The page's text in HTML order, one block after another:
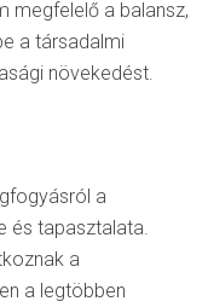
megfelelő a balansz,
a társadalmi
növekedést.
a
és tapasztalata.
a
a legtöbben